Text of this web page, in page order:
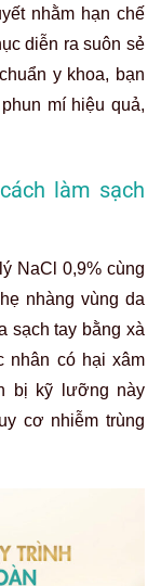
nhằm hạn chế
diễn ra suôn sẻ
y khoa, bạn
mí hiệu quả,
làm sạch
NaCl 0,9% cùng
nhàng vùng da
sạch tay bằng xà
nhân có hại xâm
bị kỹ lưỡng này
cơ nhiễm trùng